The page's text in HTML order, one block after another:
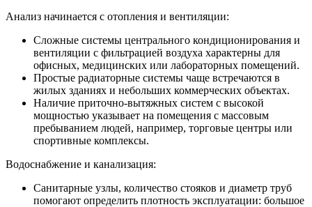
Анализ начинается с отопления и вентиляции:
Сложные системы центрального кондиционирования и
вентиляции с фильтрацией воздуха характерны для
офисных, медицинских или лабораторных помещений.
Простые радиаторные системы чаще встречаются в
жилых зданиях и небольших коммерческих объектах.
Наличие приточно-вытяжных систем с высокой
мощностью указывает на помещения с массовым
пребыванием людей, например, торговые центры или
спортивные комплексы.
Водоснабжение и канализация:
Санитарные узлы, количество стояков и диаметр труб
помогают определить плотность эксплуатации: большое